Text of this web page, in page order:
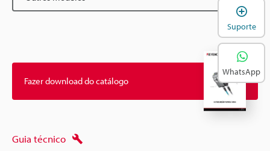
Fazer download do catálogo
Guia técnico
Suporte
WhatsApp